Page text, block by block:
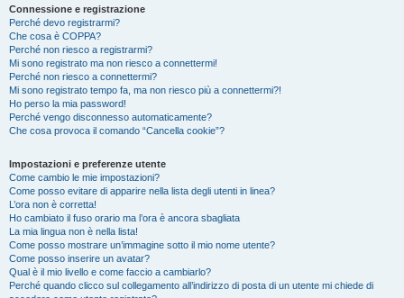
Connessione e registrazione
Perché devo registrarmi?
Che cosa è COPPA?
Perché non riesco a registrarmi?
Mi sono registrato ma non riesco a connettermi!
Perché non riesco a connettermi?
Mi sono registrato tempo fa, ma non riesco più a connettermi?!
Ho perso la mia password!
Perché vengo disconnesso automaticamente?
Che cosa provoca il comando “Cancella cookie”?
Impostazioni e preferenze utente
Come cambio le mie impostazioni?
Come posso evitare di apparire nella lista degli utenti in linea?
L’ora non è corretta!
Ho cambiato il fuso orario ma l’ora è ancora sbagliata
La mia lingua non è nella lista!
Come posso mostrare un’immagine sotto il mio nome utente?
Come posso inserire un avatar?
Qual è il mio livello e come faccio a cambiarlo?
Perché quando clicco sul collegamento all’indirizzo di posta di un utente mi chiede di